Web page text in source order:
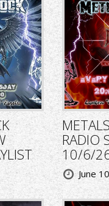
RADIO
10/6/26
June